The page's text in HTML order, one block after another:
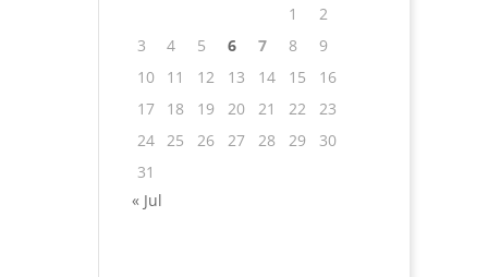
1
2
3
4 5 6 7 8
9
10
11 12 13 14 15
16
17
18 19 20 21 22
23
24 25 26 27 28 29
30
31
« Jul